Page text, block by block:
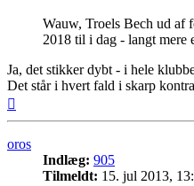
Wauw, Troels Bech ud af
2018 til i dag - langt mere
Ja, det stikker dybt - i hele
Det står i hvert fald i skarp
oros
Indlæg: 905
Tilmeldt: 15. jul 2013,